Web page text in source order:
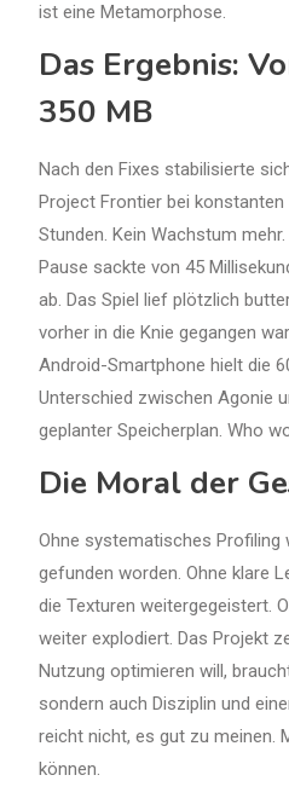
ist eine Metamorphose.
Das Ergebnis:
350 MB
Nach den Fixes stabilisierte
Project Frontier bei konstanten
Stunden. Kein Wachstum
Pause sackte von 45
ab. Das Spiel lief plötzlich
vorher in die Knie gegangen
Android-Smartphone hielt die
Unterschied zwischen Agonie
geplanter Speicherplan. Who
Die Moral der
Ohne systematisches Profiling
gefunden worden. Ohne klare
die Texturen weitergegeistert.
weiter explodiert. Das Projekt
Nutzung optimieren will,
sondern auch Disziplin und
reicht nicht, es gut zu meinen.
können.